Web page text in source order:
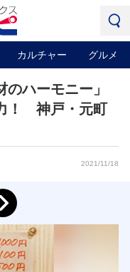
カルチャー グルメ
ハーモニー」
！ 神戸・元町
2021/11/18
Next